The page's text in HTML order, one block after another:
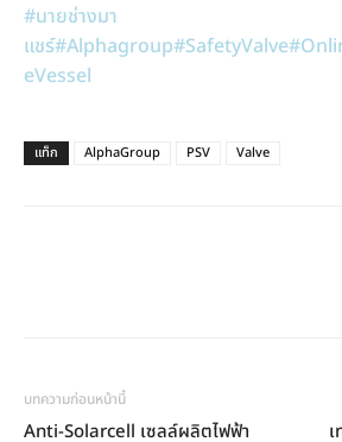
#นายช่างมา
แชร์#Alphagroup#SafetyValve
eVessel
แท็ก AlphaGroup PSV Valve
บทความก่อนหน้านี้
Anti-Solarcell เซลล์ผลิตไฟฟ้า